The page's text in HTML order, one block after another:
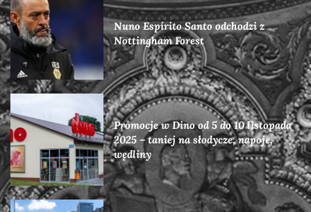
Nuno Espírito Santo odchodzi z
Nottingham Forest
Promocje w Dino od 5 do 10 listopada
2025 – taniej na słodycze, napoje,
wędliny